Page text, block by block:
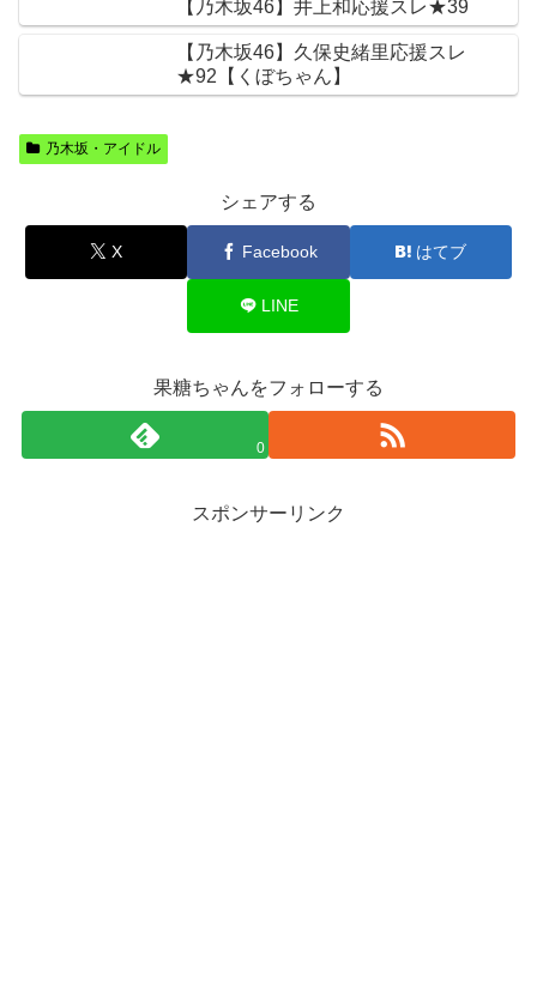
【乃木坂46】井上和応援スレ★39
【乃木坂46】久保史緒里応援スレ
★92【くぼちゃん】
乃木坂・アイドル
シェアする
X Facebook はてブ
LINE
果糖ちゃんをフォローする
0
スポンサーリンク